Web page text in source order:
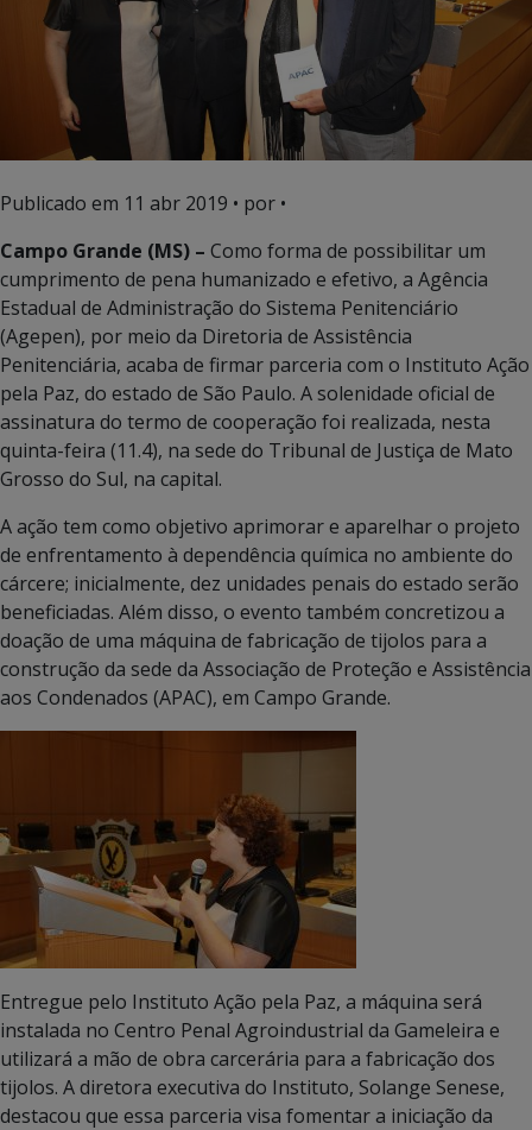
Publicado em 11 abr 2019 • por •
Campo Grande (MS) – Como forma de possibilitar um
cumprimento de pena humanizado e efetivo, a Agência
Estadual de Administração do Sistema Penitenciário
(Agepen), por meio da Diretoria de Assistência
Penitenciária, acaba de firmar parceria com o Instituto Ação
pela Paz, do estado de São Paulo. A solenidade oficial de
assinatura do termo de cooperação foi realizada, nesta
quinta-feira (11.4), na sede do Tribunal de Justiça de Mato
Grosso do Sul, na capital.
A ação tem como objetivo aprimorar e aparelhar o projeto
de enfrentamento à dependência química no ambiente do
cárcere; inicialmente, dez unidades penais do estado serão
beneficiadas. Além disso, o evento também concretizou a
doação de uma máquina de fabricação de tijolos para a
construção da sede da Associação de Proteção e Assistência
aos Condenados (APAC), em Campo Grande.
Entregue pelo Instituto Ação pela Paz, a máquina será
instalada no Centro Penal Agroindustrial da Gameleira e
utilizará a mão de obra carcerária para a fabricação dos
tijolos. A diretora executiva do Instituto, Solange Senese,
destacou que essa parceria visa fomentar a iniciação da